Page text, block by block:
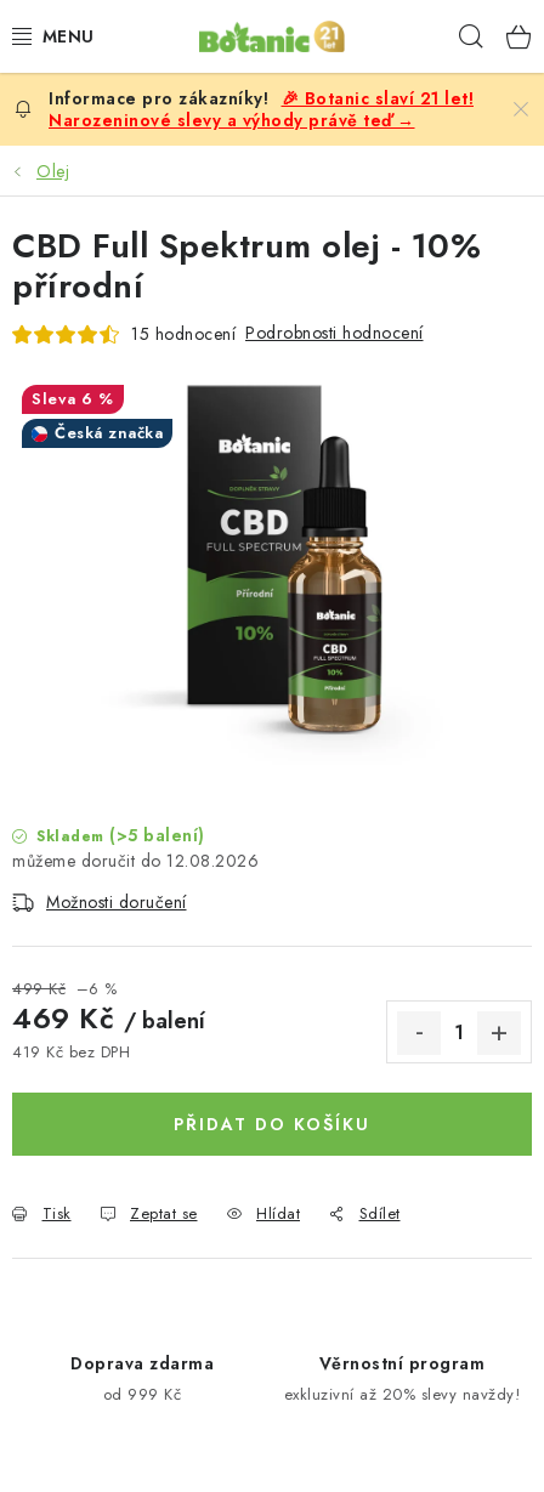
na
PREMIUM
DOPLŇKY STRAVY
CÍLE
POTRAVINY, NÁPOJE
BESTSELLERY
Věrnostní program
🎉 Botanic slaví 21 let!
Narozeninové slevy a výhody právě teď →
Olej
Skladem (>5 balení)
12.08.2026
Možnosti doručení
499 Kč –6 %
469 Kč / balení
419 Kč bez DPH
PŘIDAT DO KOŠÍKU
Tisk Zeptat se Hlídat Sdílet
CBD Full Spektrum olej - 10%
přírodní
15 hodnocení Podrobnosti hodnocení
6 %
Česká značka
Doprava zdarma
od 999 Kč
Věrnostní program
exkluzivní až 20% slevy navždy!